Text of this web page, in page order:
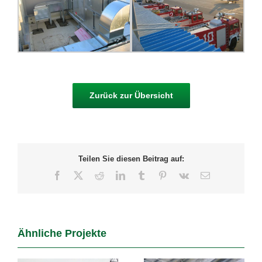
Zurück zur Übersicht
Teilen Sie diesen Beitrag auf:
Facebook RedditLinkedInTumblr Pinterest
Vk
E-
Ähnliche Projekte